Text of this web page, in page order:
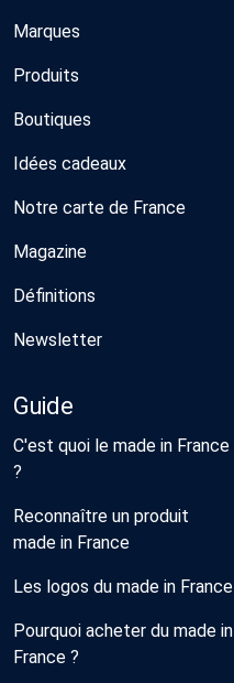
Marques
Produits
Boutiques
Idées cadeaux
Notre carte de France
Magazine
Définitions
Newsletter
Guide
C'est quoi le made in France
?
Reconnaître un produit
made in France
Les logos du made in France
Pourquoi acheter du made in
France ?